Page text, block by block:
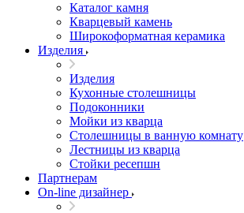
Каталог камня
Кварцевый камень
Широкоформатная керамика
Изделия
Изделия
Кухонные столешницы
Подоконники
Мойки из кварца
Столешницы в ванную комнату
Лестницы из кварца
Стойки ресепшн
Партнерам
On-line дизайнер